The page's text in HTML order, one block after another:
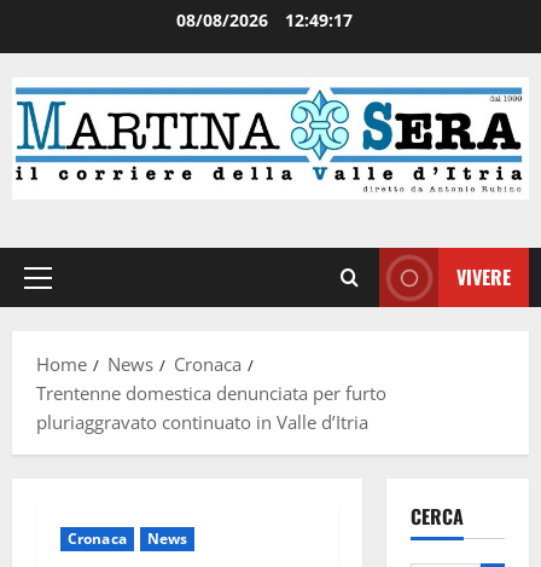
08/08/2026 12:49:18
VIVERE
Home News
Cronaca
Trentenne domestica denunciata per furto
pluriaggravato continuato in Valle d’Itria
Cronaca News
CERCA